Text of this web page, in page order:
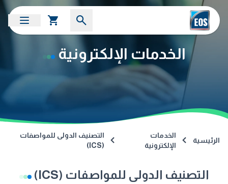
الخدمات الإلكترونية
الرئيسية
الخدمات
الإلكترونية
التصنيف الدولى للمواصفات
(ICS)
التصنيف الدولى للمواصفات (ICS)